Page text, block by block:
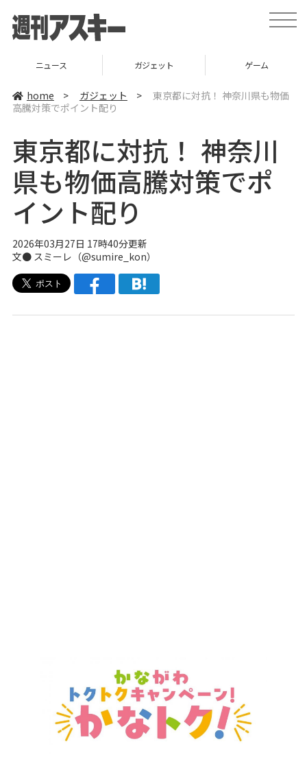
t
o
a
v
ニュース ガジェット ゲーム
home > ガジェット >
東京都に対抗！ 神奈川県も物価
高騰対策でポイント配り
東京都に対抗！ 神奈川
県も物価高騰対策でポ
イント配り
2026年03月27日 17時40分更新
文● スミーレ（@sumire_kon）